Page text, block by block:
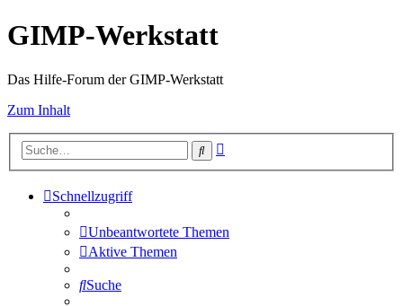
GIMP-Werkstatt
Das Hilfe-Forum der GIMP-Werkstatt
Zum Inhalt
Suche
Schnellzugriff
Unbeantwortete Themen
Aktive Themen
Suche